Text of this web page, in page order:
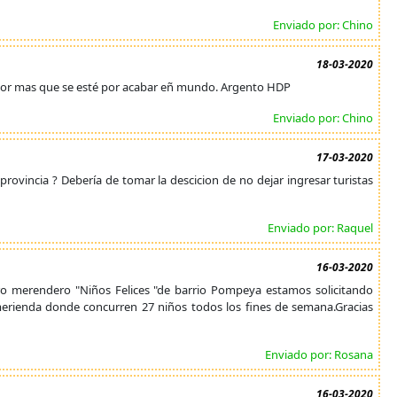
Enviado por: Chino
18-03-2020
mas que se esté por acabar eñ mundo. Argento HDP
Enviado por: Chino
17-03-2020
? Debería de tomar la descicion de no dejar ingresar turistas
Enviado por: Raquel
16-03-2020
"Niños Felices "de barrio Pompeya estamos solicitando
donde concurren 27 niños todos los fines de semana.Gracias
Enviado por: Rosana
16-03-2020